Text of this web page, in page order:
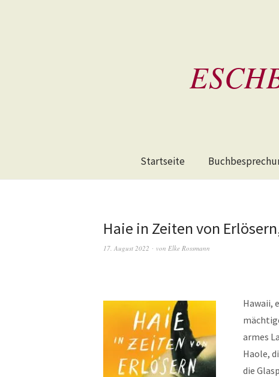
Startseite
Haie in Zeiten von
17. August 2022 von Elke Rossmann
Hawaii,
armes
Haole,
die